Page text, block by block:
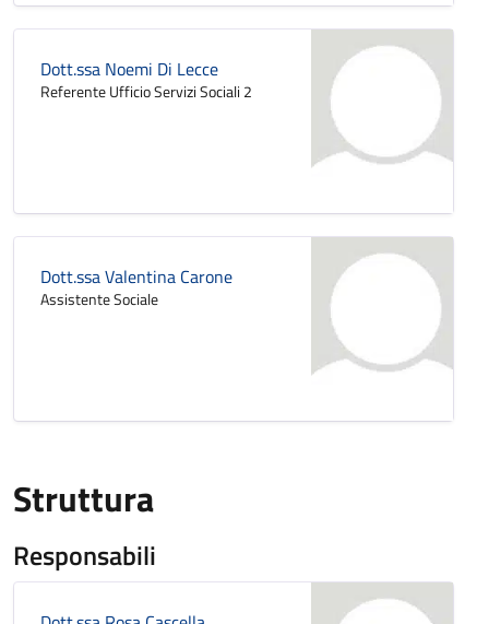
Dott.ssa Noemi Di Lecce
Referente Ufficio Servizi Sociali 2
Dott.ssa Valentina Carone
Assistente Sociale
Struttura
Responsabili